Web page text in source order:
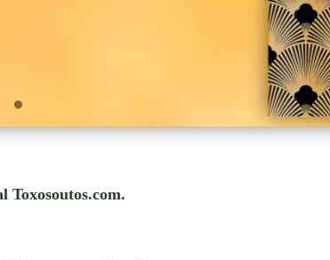
Toxosoutos.com.